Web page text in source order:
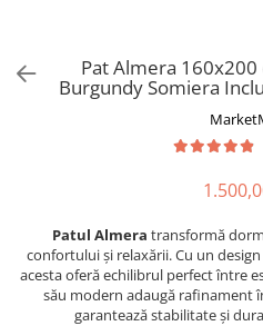
Pat Almera
Burgundy Somiera
Patul Almera transformă
confortului și relaxării. Cu un
acesta oferă echilibrul perfect între
său modern adaugă rafinament
garantează stabilitate și